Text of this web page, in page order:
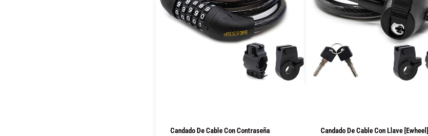
Candado De Cable Con Contraseña
Candado De Cable Con Llave [Ewheel]